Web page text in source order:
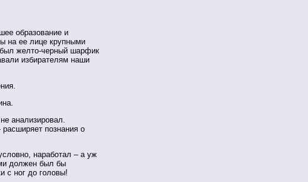
образование и
на ее лице крупными
желто-черный шарфик
избирателям наши
анализировал.
познания о
наработал – а уж
должен был бы
с ног до головы!